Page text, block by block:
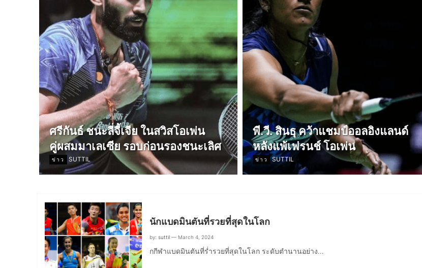
ศรีกันธ์ ชนะลี่จี้เจีย ในสวิสโอเพ่น
คู่ผสมมาเลเซีย รอบก่อนรองชนะเลิศ
ข่าว SUTTIL
พี.วี. สินธุ คว้าแชมป์ออลอิงแลนด์
หลังแพ้เฟรนช์ โอเพ่น
ข่าว SUTTIL
นักแบดมินตันที่รวยที่สุดในโลก
by: suttil— March 4, 2024
กกีฬาแบดมินตันที่ร่ำรวยที่สุดในโลก ระดับตำนานอย่าง…